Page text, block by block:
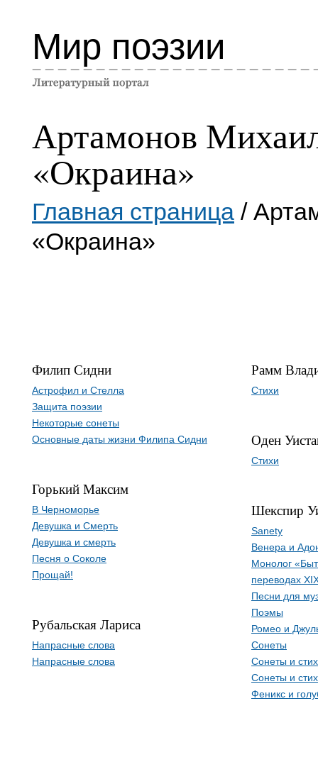
Мир поэзии
Артамонов
«Окраина»
Главная страница /
«Окраина»
Филип Сидни
Астрофил и Стелла
Защита поэзии
Некоторые сонеты
Основные даты жизни Филипа Сидни
Горький Максим
В Черноморье
Девушка и Смерть
Девушка и смерть
Песня о Соколе
Прощай!
Рубальская Лариса
Напрасные слова
Напрасные слова
Рамм
Стихи
Оден
Стихи
Шекспир
Sanety
Венера и
Монолог
переводах
Песни для
Поэмы
Ромео и
Сонеты
Сонеты и
Сонеты и
Феникс и